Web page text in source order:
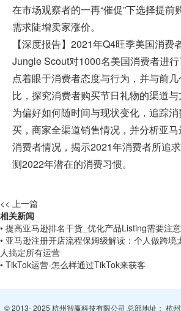
在市场观察者的一再“催促”下选择提前
需求陡增卖家涨价。
【深度报告】2021年Q4旺季美国消费
Jungle Scout对1000名美国消费者进
点着眼于消费者态度与行为，并与前
比，探究消费者购买节日礼物的渠道
为偏好如何随时间与现状变化，追踪
买，商家全渠道销售情况，并分析亚
消费者情况，揭示2021年消费者所追
测2022年潜在的消费习惯。
<< 上一篇
相关新闻
• 提高亚马逊排名干货_优化产品Listing需要注
• 亚马逊注册开店流程保姆级解读：个人做跨境
人搞定所有运营
• TikTok运营-怎么样通过TikTok来获客
© 2013- 2025 杭州智赢科技有限公司 总部地址： 杭